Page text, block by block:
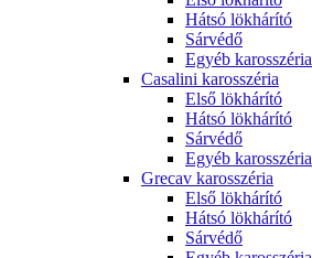
Hátsó lökhárító
Sárvédő
Egyéb karosszéria
Casalini karosszéria
Első lökhárító
Hátsó lökhárító
Sárvédő
Egyéb karosszéria
Grecav karosszéria
Első lökhárító
Hátsó lökhárító
Sárvédő